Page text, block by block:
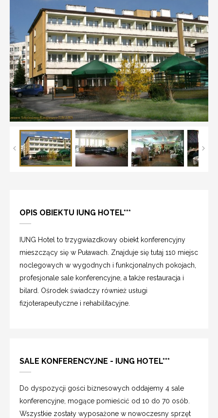
OPIS OBIEKTU IUNG HOTEL***
IUNG Hotel to trzygwiazdkowy obiekt konferencyjny
mieszczący się w Puławach. Znajduje się tutaj 110 miejsc
noclegowych w wygodnych i funkcjonalnych pokojach,
profesjonale sale konferencyjne, a także restauracja i
bilard. Ośrodek świadczy również usługi
fizjoterapeutyczne i rehabilitacyjne.
SALE KONFERENCYJNE - IUNG HOTEL***
Do dyspozycji gości biznesowych oddajemy 4 sale
konferencyjne, mogące pomieścić od 10 do 70 osób.
Wszystkie zostały wyposażone w nowoczesny sprzęt